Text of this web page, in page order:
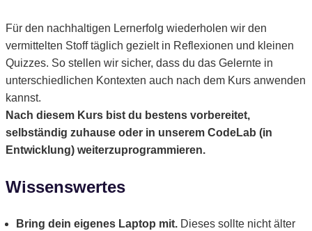
Für den nachhaltigen Lernerfolg wiederholen wir den
vermittelten Stoff täglich gezielt in Reflexionen und kleinen
Quizzes. So stellen wir sicher, dass du das Gelernte in
unterschiedlichen Kontexten auch nach dem Kurs anwenden
kannst.
Nach diesem Kurs bist du bestens vorbereitet,
selbständig zuhause oder in unserem CodeLab (in
Entwicklung) weiterzuprogrammieren.
Wissenswertes
Bring dein eigenes Laptop mit. Dieses sollte nicht älter